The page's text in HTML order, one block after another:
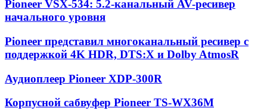
Pioneer VSX-534: 5.2-канальный AV-ресивер
начального уровня
Pioneer представил многоканальный ресивер с
поддержкой 4K HDR, DTS:X и Dolby AtmosR
Аудиоплеер Pioneer XDP-300R
Корпусной сабвуфер Pioneer TS-WX36M